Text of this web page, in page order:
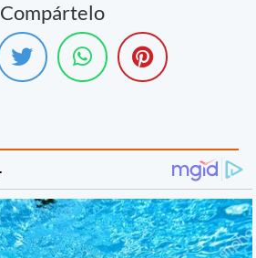
Compártelo